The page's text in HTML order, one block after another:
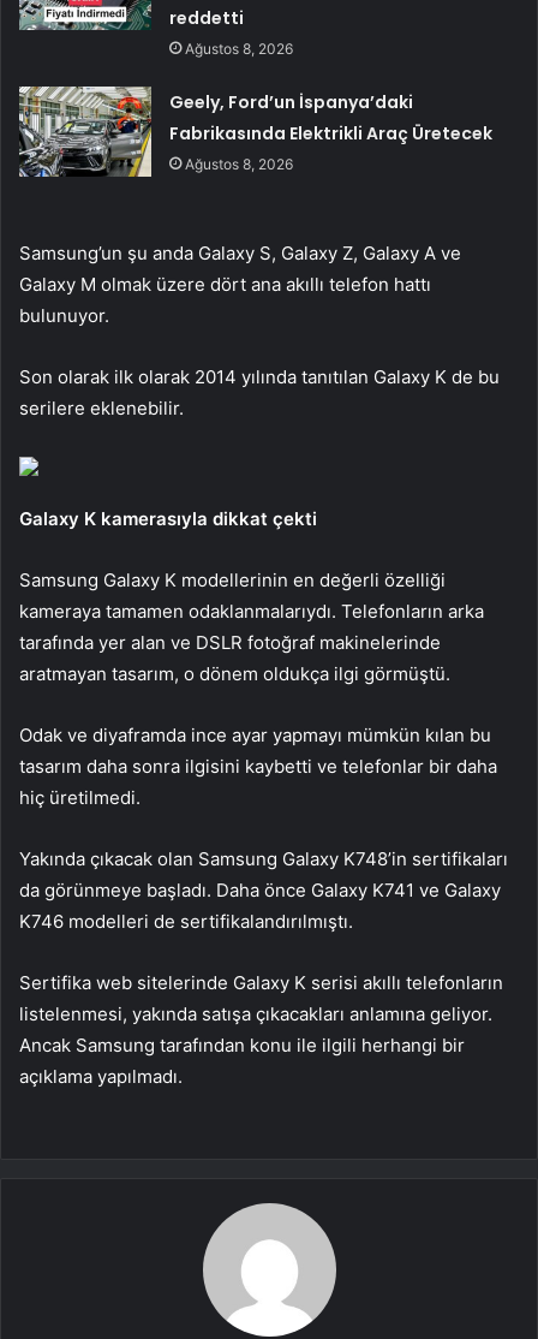
reddetti
Ağustos 8, 2026
Geely, Ford’un İspanya’daki
Fabrikasında Elektrikli Araç Üretecek
Ağustos 8, 2026
Samsung’un şu anda Galaxy S, Galaxy Z, Galaxy A ve
Galaxy M olmak üzere dört ana akıllı telefon hattı
bulunuyor.
Son olarak ilk olarak 2014 yılında tanıtılan Galaxy K de bu
serilere eklenebilir.
Galaxy K kamerasıyla dikkat çekti
Samsung Galaxy K modellerinin en değerli özelliği
kameraya tamamen odaklanmalarıydı. Telefonların arka
tarafında yer alan ve DSLR fotoğraf makinelerinde
aratmayan tasarım, o dönem oldukça ilgi görmüştü.
Odak ve diyaframda ince ayar yapmayı mümkün kılan bu
tasarım daha sonra ilgisini kaybetti ve telefonlar bir daha
hiç üretilmedi.
Yakında çıkacak olan Samsung Galaxy K748’in sertifikaları
da görünmeye başladı. Daha önce Galaxy K741 ve Galaxy
K746 modelleri de sertifikalandırılmıştı.
Sertifika web sitelerinde Galaxy K serisi akıllı telefonların
listelenmesi, yakında satışa çıkacakları anlamına geliyor.
Ancak Samsung tarafından konu ile ilgili herhangi bir
açıklama yapılmadı.